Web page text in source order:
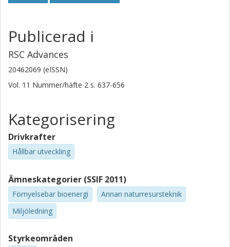
Publicerad i
RSC Advances
20462069 (eISSN)
Vol. 11 Nummer/häfte 2 s. 637-656
Kategorisering
Drivkrafter
Hållbar utveckling
Ämneskategorier (SSIF 2011)
Förnyelsebar bioenergi
Annan naturresursteknik
Miljöledning
Styrkeområden